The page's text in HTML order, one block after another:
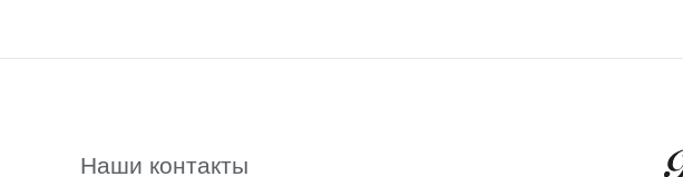
Наши контакты